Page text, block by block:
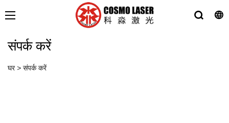
संपर्क करें
घर > संपर्क करें